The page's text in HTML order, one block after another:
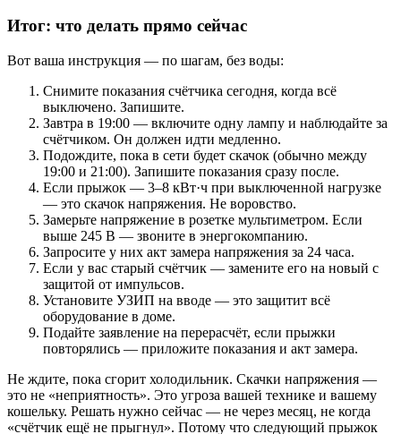
Итог: что делать прямо сейчас
Вот ваша инструкция — по шагам, без воды:
Снимите показания счётчика сегодня, когда всё
выключено. Запишите.
Завтра в 19:00 — включите одну лампу и наблюдайте за
счётчиком. Он должен идти медленно.
Подождите, пока в сети будет скачок (обычно между
19:00 и 21:00). Запишите показания сразу после.
Если прыжок — 3–8 кВт·ч при выключенной нагрузке
— это скачок напряжения. Не воровство.
Замерьте напряжение в розетке мультиметром. Если
выше 245 В — звоните в энергокомпанию.
Запросите у них акт замера напряжения за 24 часа.
Если у вас старый счётчик — замените его на новый с
защитой от импульсов.
Установите УЗИП на вводе — это защитит всё
оборудование в доме.
Подайте заявление на перерасчёт, если прыжки
повторялись — приложите показания и акт замера.
Не ждите, пока сгорит холодильник. Скачки напряжения —
это не «неприятность». Это угроза вашей технике и вашему
кошельку. Решать нужно сейчас — не через месяц, не когда
«счётчик ещё не прыгнул». Потому что следующий прыжок